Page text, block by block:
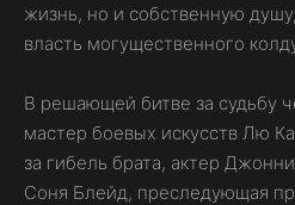
жизнь, но и собственную
власть могущественного
В решающей битве за судьбу
мастер боевых искусств Лю
за гибель брата, актер
Соня Блейд, преследующая